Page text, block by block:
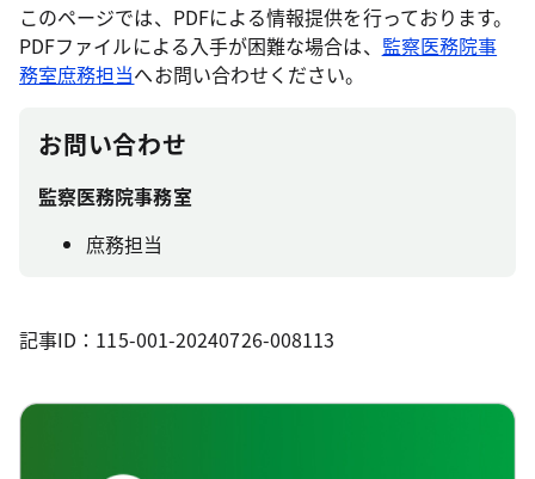
このページでは、PDFによる情報提供を行っております。
PDFファイルによる入手が困難な場合は、 監察医務院事
務室庶務担当へお問い合わせください。
お問い合わせ
監察医務院事務室
庶務担当
記事ID：115-001-20240726-008113